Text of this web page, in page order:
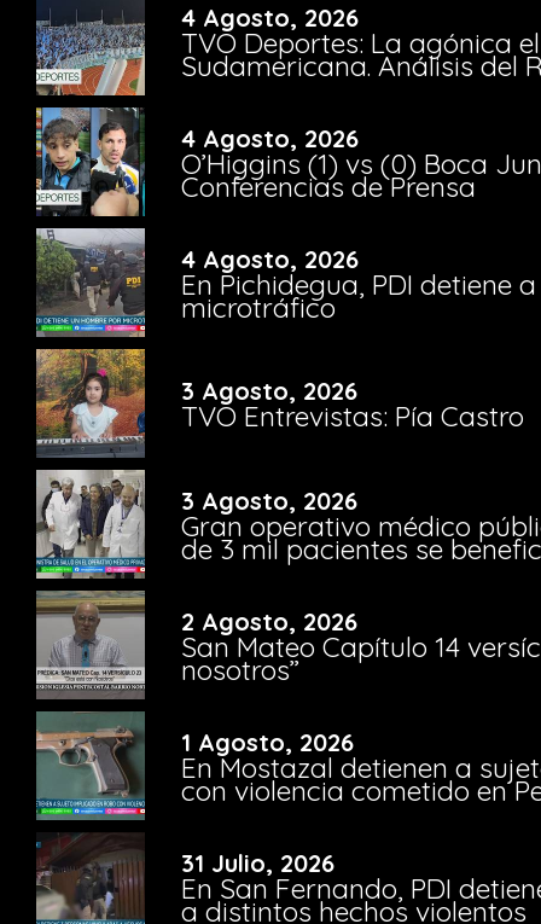
4 Agosto, 2026
TVO Deportes: La agónica
Sudamericana. Análisis del
4 Agosto, 2026
O’Higgins (1) vs (0) Boca
Conferencias de Prensa
4 Agosto, 2026
En Pichidegua, PDI detiene
microtráfico
3 Agosto, 2026
TVO Entrevistas: Pía Castro
3 Agosto, 2026
Gran operativo médico
de 3 mil pacientes se
2 Agosto, 2026
San Mateo Capítulo 14
nosotros”
1 Agosto, 2026
En Mostazal detienen a
con violencia cometido en
31 Julio, 2026
En San Fernando, PDI
a distintos hechos violentos